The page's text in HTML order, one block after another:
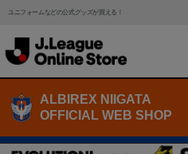
ユニフォームなどの公式グッズが買える！
ALBIREX NIIGATA
OFFICIAL WEB SHOP